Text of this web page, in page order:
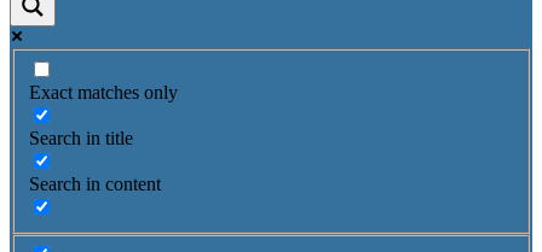
Exact matches only
Search in title
Search in content